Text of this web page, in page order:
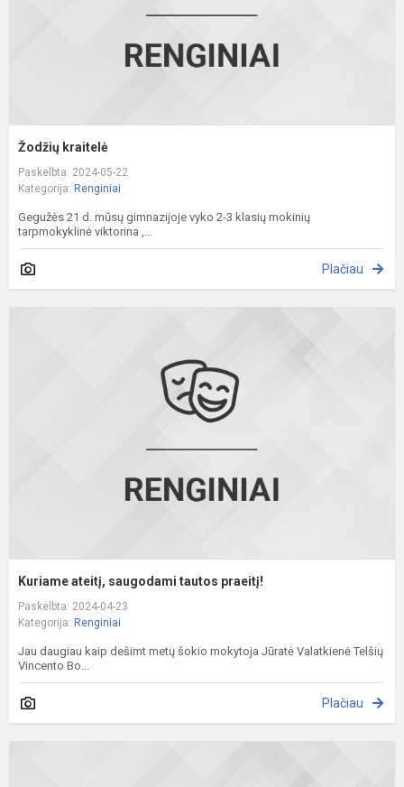
Žodžių kraitelė
Paskelbta: 2024-05-22
Kategorija: Renginiai
Gegužės 21 d. mūsų gimnazijoje vyko 2-3 klasių mokinių
tarpmokyklinė viktorina ,...
Plačiau
Kuriame ateitį, saugodami tautos praeitį!
Paskelbta: 2024-04-23
Kategorija: Renginiai
Jau daugiau kaip dešimt metų šokio mokytoja Jūratė Valatkienė Telšių
Vincento Bo...
Plačiau